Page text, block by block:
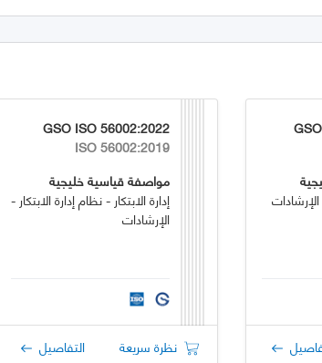
GSO ISO 56002:2022
ISO 56002:2019
مواصفة قياسية خليجية
إدارة الابتكار - نظام إدارة الابتكار -
الإرشادات
نظرة سريعة التفاصيل